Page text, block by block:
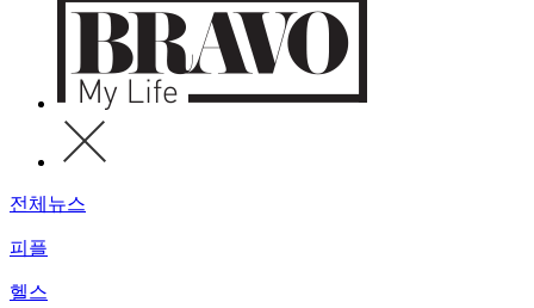
전체뉴스
피플
헬스